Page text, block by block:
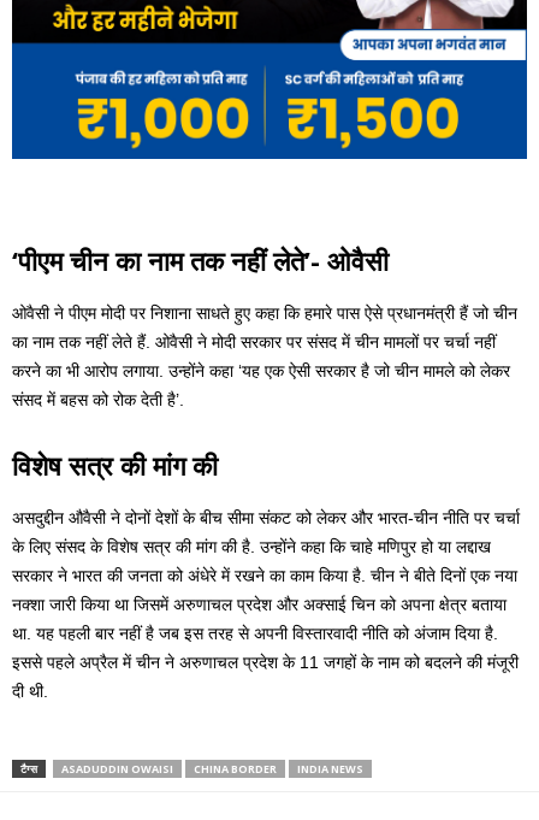
‘पीएम चीन का नाम तक नहीं लेते’- ओवैसी
ओवैसी ने पीएम मोदी पर निशाना साधते हुए कहा कि हमारे पास ऐसे प्रधानमंत्री हैं जो चीन
का नाम तक नहीं लेते हैं. ओवैसी ने मोदी सरकार पर संसद में चीन मामलों पर चर्चा नहीं
करने का भी आरोप लगाया. उन्होंने कहा ‘यह एक ऐसी सरकार है जो चीन मामले को लेकर
संसद में बहस को रोक देती है’.
विशेष सत्र की मांग की
असदुद्दीन औवैसी ने दोनों देशों के बीच सीमा संकट को लेकर और भारत-चीन नीति पर चर्चा
के लिए संसद के विशेष सत्र की मांग की है. उन्होंने कहा कि चाहे मणिपुर हो या लद्दाख
सरकार ने भारत की जनता को अंधेरे में रखने का काम किया है. चीन ने बीते दिनों एक नया
नक्शा जारी किया था जिसमें अरुणाचल प्रदेश और अक्साई चिन को अपना क्षेत्र बताया
था. यह पहली बार नहीं है जब इस तरह से अपनी विस्तारवादी नीति को अंजाम दिया है.
इससे पहले अप्रैल में चीन ने अरुणाचल प्रदेश के 11 जगहों के नाम को बदलने की मंजूरी
दी थी.
टैग्स ASADUDDIN OWAISI CHINA BORDER INDIA NEWS